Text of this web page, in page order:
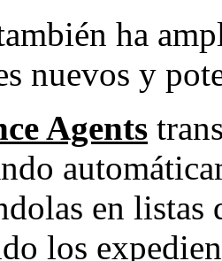
ha
nuevos y
Agents
en listas
los